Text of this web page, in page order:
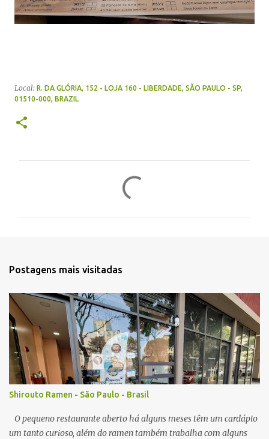
Local: R. DA GLÓRIA, 152 - LOJA 160 - LIBERDADE, SÃO PAULO - SP,
01510-000, BRAZIL
r
i
o
s
Postagens mais visitadas
Shirouto Ramen - São Paulo - Brasil
O pequeno restaurante aberto há alguns meses têm um cardápio
um tanto curioso, além do ramen também trabalha com alguns